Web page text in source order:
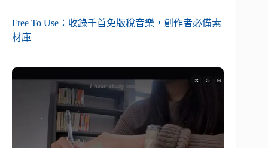
Free To Use：收錄千首免版稅音樂，創作者必備素
材庫